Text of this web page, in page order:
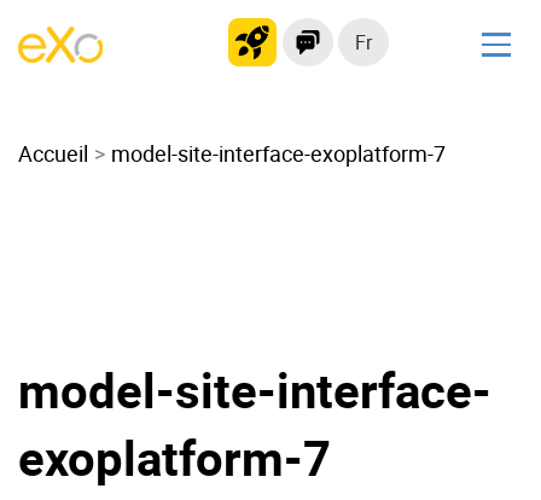
Fr
Intranet moderne
Microsoft 365
Accueil model-site-interface-exoplatform-7
model-site-interface-
exoplatform-7